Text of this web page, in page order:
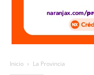
Inicio La Provincia